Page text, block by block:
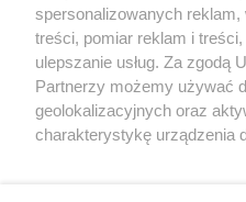
X Facebook
spersonalizowanych
treści, pomiar reklam i
ulepszanie usług. Za zgodą
Partnerzy możemy używać
geolokalizacyjnych oraz
charakterystykę urządzenia